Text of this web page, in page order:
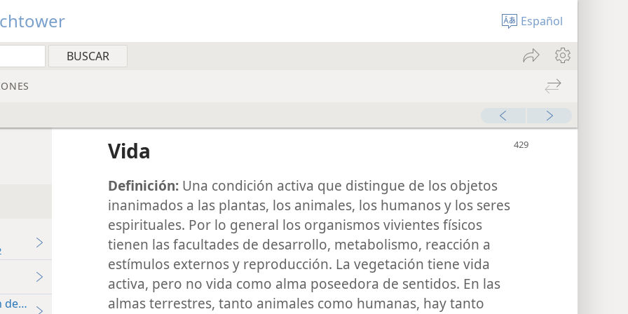
Español
Jesús?
Vida
Definición: Una condición activa que distingue de los objetos
inanimados a las plantas, los animales, los humanos y los seres
espirituales. Por lo general los organismos vivientes físicos
tienen las facultades de desarrollo, metabolismo, reacción a
estímulos externos y reproducción. La vegetación tiene vida
activa, pero no vida como alma poseedora de sentidos. En las
almas terrestres, tanto animales como humanas, hay tanto